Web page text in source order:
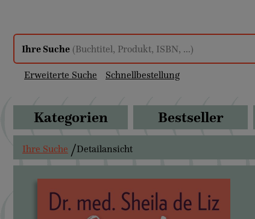
Ihre Suche (Buchtitel, Produkt, ISBN, ...)
Erweiterte Suche Schnellbestellung
Kategorien Bestseller
Ihre Suche Detailansicht